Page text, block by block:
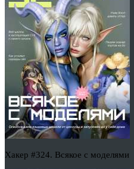
Хакер #324. Всякое с моделями